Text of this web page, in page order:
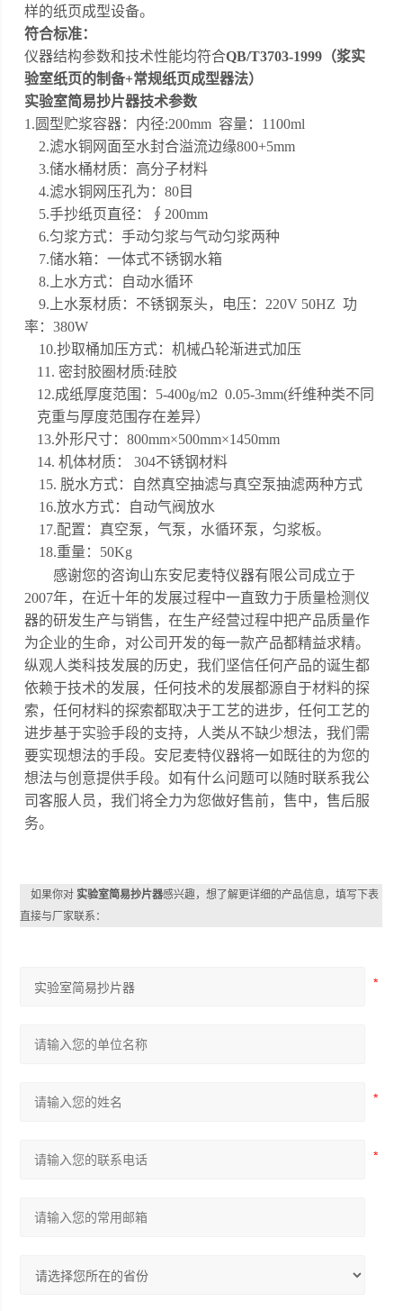
样的纸页成型设备。
符合标准：
仪器结构参数和技术性能均符合QB/T3703-1999（浆实
验室纸页的制备+常规纸页成型器法）
实验室简易抄片器技术参数
1. 圆型贮浆容器： 内径:200mm 容量： 1100ml
2.滤水铜网面至水封合溢流边缘800+5mm
3.储水桶材质：高分子材料
4.滤水铜网压孔为 ：80目
5.手抄纸页直径：∮200mm
6.匀浆方式：手动匀浆与气动匀浆两种
7.储水箱：一体式不锈钢水箱
8. 上水方式：自动水循环
9.上水泵材质：不锈钢泵头，电压：220V 50HZ 功
率：380W
10.抄取桶加压方式：机械凸轮渐进式加压
11 . 密封胶圈材质:硅胶
1 2.成纸厚度范围： 5-400g/m2 0.05-3mm(纤维种类不同
克重与厚度范围存在差异）
13.外形尺寸：800mm×500mm×1450mm
14.机体材质：
304不锈钢材料
1 5. 脱水方式：自然真空抽滤与真空泵抽滤两种方式
16.放水方式：自动气阀放水
17.配置：真空泵，气泵，水循环泵，匀浆板。
18.重量：50Kg
感谢您的咨询山东安尼麦特仪器有限公司成立于
2007年，在近十年的发展过程中一直致力于质量检测仪
器的研发生产与销售，在生产经营过程中把产品质量作
为企业的生命，对公司开发的每一款产品都精益求精。
纵观人类科技发展的历史，我们坚信任何产品的诞生都
依赖于技术的发展，任何技术的发展都源自于材料的探
索，任何材料的探索都取决于工艺的进步，任何工艺的
进步基于实验手段的支持，人类从不缺少想法，我们需
要实现想法的手段。安尼麦特仪器将一如既往的为您的
想法与创意提供手段。如有什么问题可以随时联系我公
司客服人员，我们将全力为您做好售前，售中，售后服
务。
如果你对 实验室简易抄片器感兴趣，想了解更详细的产品信息，填写下表
直接与厂家联系：